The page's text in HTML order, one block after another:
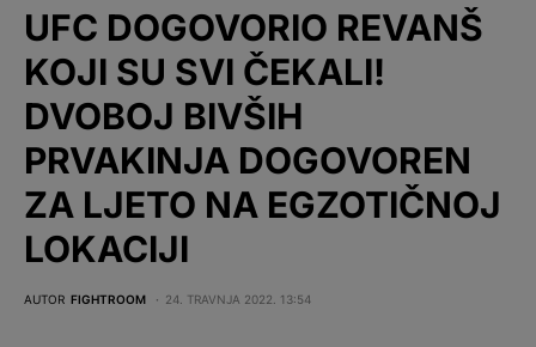
UFC DOGOVORIO REVANŠ
KOJI SU SVI ČEKALI!
DVOBOJ BIVŠIH
PRVAKINJA DOGOVOREN
ZA LJETO NA EGZOTIČNOJ
LOKACIJI
AUTOR FIGHTROOM 24. TRAVNJA 2022. 13:54